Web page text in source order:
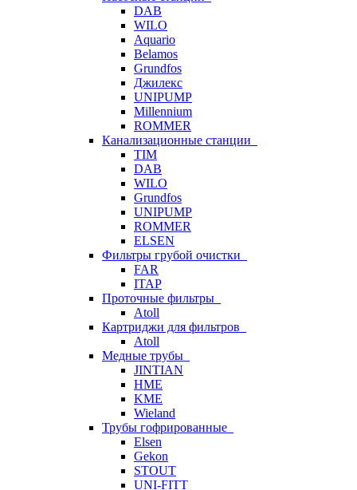
DAB
WILO
Aquario
Belamos
Grundfos
Джилекс
UNIPUMP
Millennium
ROMMER
Канализационные станции
TIM
DAB
WILO
Grundfos
UNIPUMP
ROMMER
ELSEN
Фильтры грубой очистки
FAR
ITAP
Проточные фильтры
Atoll
Картриджи для фильтров
Atoll
Медные трубы
JINTIAN
HME
KME
Wieland
Трубы гофрированные
Elsen
Gekon
STOUT
UNI-FITT